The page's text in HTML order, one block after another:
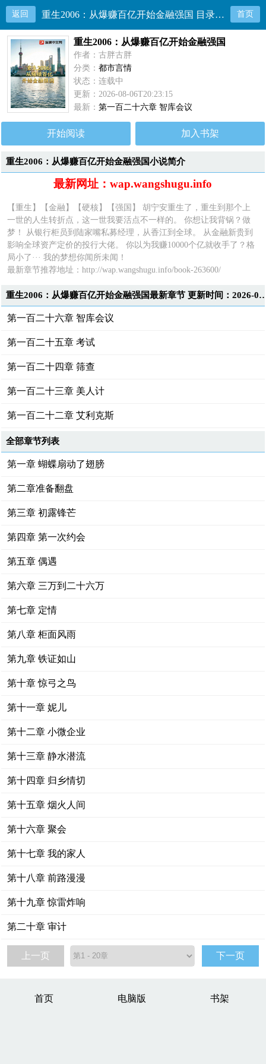
返回 重生2006：从爆赚百亿开始金融强国 目录共128章 首页
重生2006：从爆赚百亿开始金融强国
作者：古胖古胖
分类：都市言情
状态：连载中
更新：2026-08-06T20:23:15
最新：第一百二十六章 智库会议
开始阅读 加入书架
重生2006：从爆赚百亿开始金融强国小说简介
最新网址：wap.wangshugu.info
【重生】【金融】【硬核】【强国】 胡宁安重生了，重生到那个上
一世的人生转折点，这一世我要活点不一样的。 你想让我背锅？做
梦！ 从银行柜员到陆家嘴私募经理，从香江到全球。 从金融新贵到
影响全球资产定价的投行大佬。 你以为我赚10000个亿就收手了？格
局小了··· 我的梦想你闻所未闻！
最新章节推荐地址：http://wap.wangshugu.info/book-263600/
重生2006：从爆赚百亿开始金融强国最新章节
第一百二十六章 智库会议
第一百二十五章 考试
第一百二十四章 筛查
第一百二十三章 美人计
第一百二十二章 艾利克斯
全部章节列表
第一章 蝴蝶扇动了翅膀
第二章准备翻盘
第三章 初露锋芒
第四章 第一次约会
第五章 偶遇
第六章 三万到二十六万
第七章 定情
第八章 柜面风雨
第九章 铁证如山
第十章 惊弓之鸟
第十一章 妮儿
第十二章 小微企业
第十三章 静水潜流
第十四章 归乡情切
第十五章 烟火人间
第十六章 聚会
第十七章 我的家人
第十八章 前路漫漫
第十九章 惊雷炸响
第二十章 审计
上一页 下一页
首页 电脑版 书架